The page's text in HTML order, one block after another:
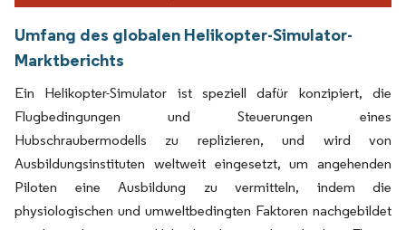
Umfang des globalen Helikopter-Simulator-
Marktberichts
Ein Helikopter-Simulator ist speziell dafür konzipiert, die
Flugbedingungen und Steuerungen eines
Hubschraubermodells zu replizieren, und wird von
Ausbildungsinstituten weltweit eingesetzt, um angehenden
Piloten eine Ausbildung zu vermitteln, indem die
physiologischen und umweltbedingten Faktoren nachgebildet